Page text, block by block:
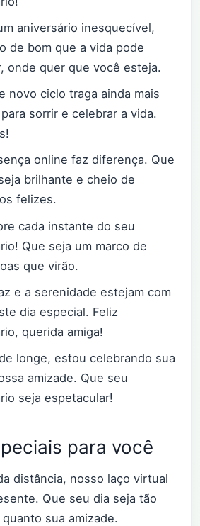
aniversário inesquecível,
de bom que a vida pode
onde quer que você esteja.
novo ciclo traga ainda mais
sorrir e celebrar a vida.
online faz diferença. Que
brilhante e cheio de
felizes.
cada instante do seu
Que seja um marco de
que virão.
e a serenidade estejam com
dia especial. Feliz
querida amiga!
longe, estou celebrando sua
amizade. Que seu
seja espetacular!
para você
distância, nosso laço virtual
Que seu dia seja tão
sua amizade.